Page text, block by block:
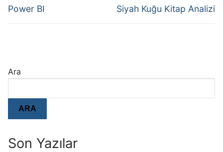
Power BI Siyah Kuğu Kitap Analizi
Ara
ARA
Son Yazılar